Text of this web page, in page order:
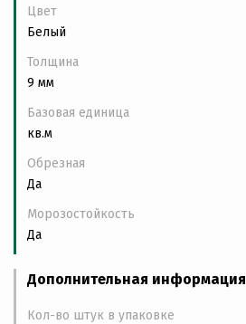
Цвет
Белый
Толщина
9 мм
Базовая единица
кв.м
Обрезная
Да
Морозостойкость
Да
Дополнительная информация
Кол-во штук в упаковке